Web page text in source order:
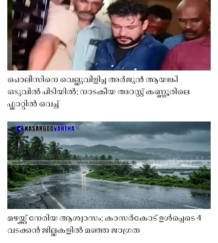
പൊലീസിനെ വെല്ലുവിളിച്ച അർജുൻ ആയങ്കി
ഒടുവിൽ പിടിയിൽ; നാടകീയ അറസ്റ്റ് കണ്ണൂരിലെ
ഫ്ലാറ്റിൽ വെച്ച്
മഴയ്ക്ക് നേരിയ ആശ്വാസം; കാസർകോട് ഉൾപ്പെടെ 4
വടക്കൻ ജില്ലകളിൽ മഞ്ഞ ജാഗ്രത